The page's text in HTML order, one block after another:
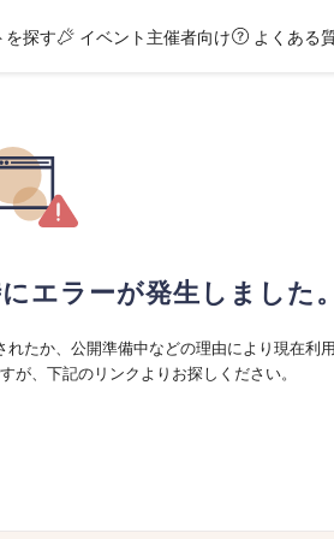
を探す イベント主催者向け よくある
エラーが発生しました。
たか、公開準備中などの理由により現在利
が、下記のリンクよりお探しください。